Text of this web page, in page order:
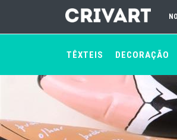
TÊXTEIS DECORAÇÃO